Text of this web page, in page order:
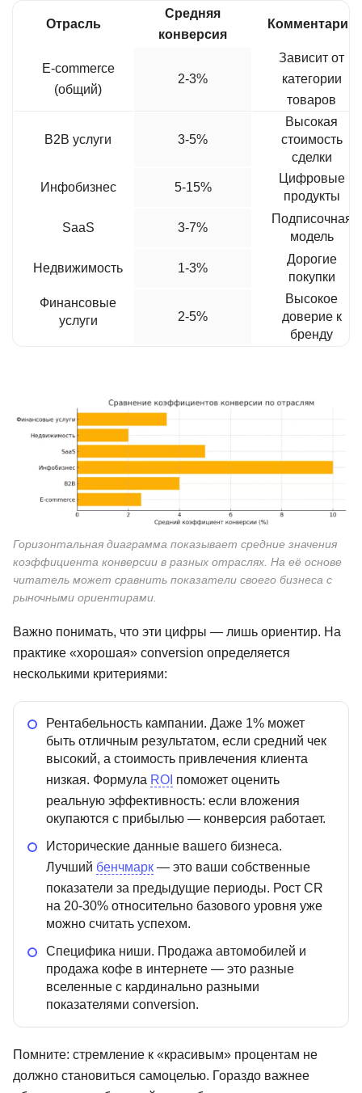
Отрасль
Средняя
конверсия
Комментарий
E-commerce
(общий)
2-3%
Зависит от
категории
товаров
B2B услуги 3-5%
Высокая
стоимость
сделки
Инфобизнес 5-15%
Цифровые
продукты
SaaS 3-7%
Подписочная
модель
Недвижимость 1-3%
Дорогие
покупки
Финансовые
услуги
2-5%
Высокое
доверие к
бренду
Горизонтальная диаграмма показывает средние значения
коэффициента конверсии в разных отраслях. На её основе
читатель может сравнить показатели своего бизнеса с
рыночными ориентирами.
Важно понимать, что эти цифры — лишь ориентир. На
практике «хорошая» conversion определяется
несколькими критериями:
Рентабельность кампании. Даже 1% может
быть отличным результатом, если средний чек
высокий, а стоимость привлечения клиента
низкая. Формула ROI поможет оценить
реальную эффективность: если вложения
окупаются с прибылью — конверсия работает.
Исторические данные вашего бизнеса.
Лучший бенчмарк — это ваши собственные
показатели за предыдущие периоды. Рост CR
на 20-30% относительно базового уровня уже
можно считать успехом.
Специфика ниши. Продажа автомобилей и
продажа кофе в интернете — это разные
вселенные с кардинально разными
показателями conversion.
Помните: стремление к «красивым» процентам не
должно становиться самоцелью. Гораздо важнее
Нейросети для
маркетинга
Мини-MBA